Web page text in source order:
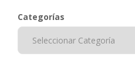
Categorías